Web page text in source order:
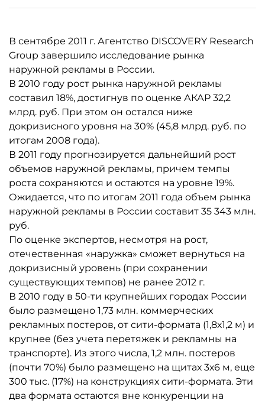
В сентябре 2011 г. Агентство DISCOVERY Research
Group завершило исследование рынка
наружной рекламы в России.
В 2010 году рост рынка наружной рекламы
составил 18%, достигнув по оценке АКАР 32,2
млрд. руб. При этом он остался ниже
докризисного уровня на 30% (45,8 млрд. руб. по
итогам 2008 года).
В 2011 году прогнозируется дальнейший рост
объемов наружной рекламы, причем темпы
роста сохраняются и остаются на уровне 19%.
Ожидается, что по итогам 2011 года объем рынка
наружной рекламы в России составит 35 343 млн.
руб.
По оценке экспертов, несмотря на рост,
отечественная «наружка» сможет вернуться на
докризисный уровень (при сохранении
существующих темпов) не ранее 2012 г.
В 2010 году в 50-ти крупнейших городах России
было размещено 1,73 млн. коммерческих
рекламных постеров, от сити-формата (1,8х1,2 м) и
крупнее (без учета перетяжек и рекламны на
транспорте). Из этого числа, 1,2 млн. постеров
(почти 70%) было размещено на щитах 3х6 м, еще
300 тыс. (17%) на конструкциях сити-формата. Эти
два формата остаются вне конкуренции на